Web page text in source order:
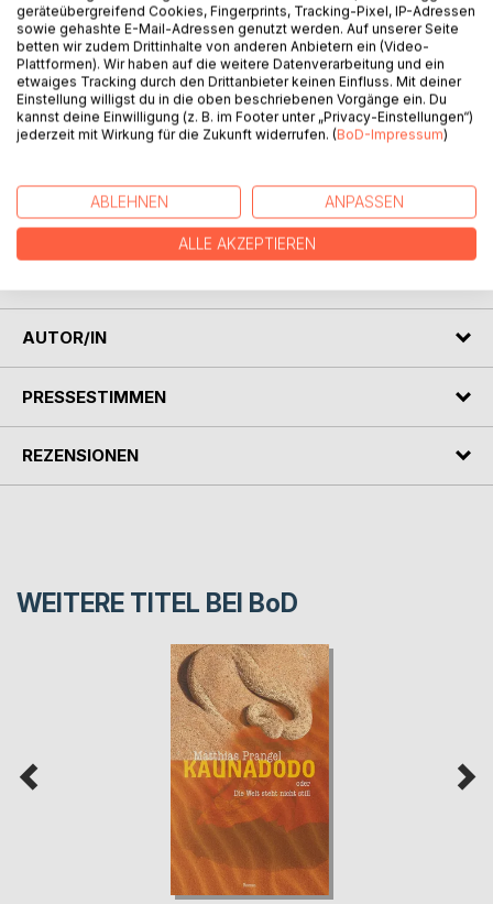
Titel bewerten
BESCHREIBUNG
Sechzehn Gedichte von Matthias Prangel aus den Jahren
AUTOR/IN
PRESSESTIMMEN
REZENSIONEN
WEITERE TITEL BEI BoD
geräteübergreifend Cookies, Fingerprints, Tracking-Pixel, IP-Adressen
sowie gehashte E-Mail-Adressen genutzt werden. Auf unserer Seite
betten wir zudem Drittinhalte von anderen Anbietern ein (Video-
Plattformen). Wir haben auf die weitere Datenverarbeitung und ein
etwaiges Tracking durch den Drittanbieter keinen Einfluss. Mit deiner
Einstellung willigst du in die oben beschriebenen Vorgänge ein. Du
kannst deine Einwilligung (z. B. im Footer unter „Privacy-Einstellungen“)
jederzeit mit Wirkung für die Zukunft widerrufen. (BoD-Impressum)
ABLEHNEN ANPASSEN
ALLE AKZEPTIEREN